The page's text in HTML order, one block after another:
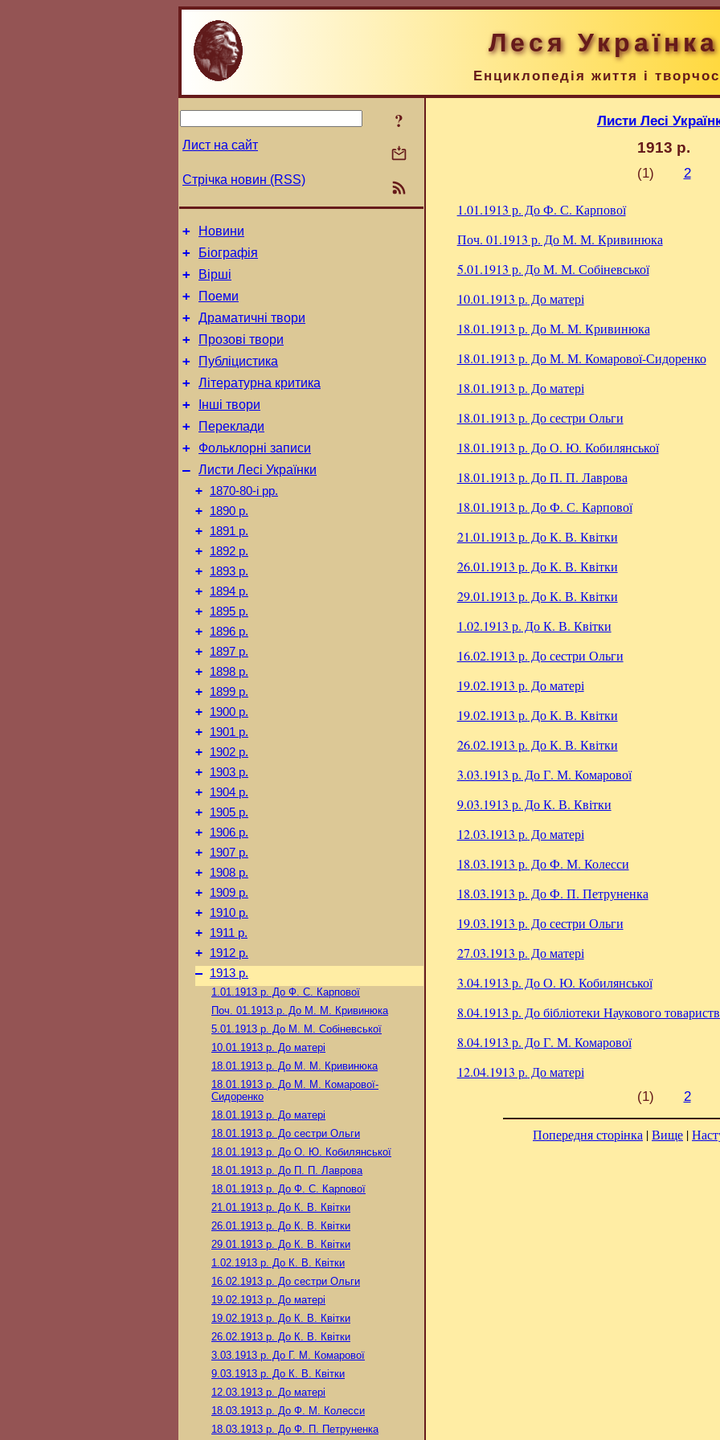
Леся Українка
Енциклопедія життя і
?
Лист на сайт
Стрічка новин (RSS)
+ Новини
+ Біографія
+ Вірші
+ Поеми
+ Драматичні твори
+ Прозові твори
+ Публіцистика
+ Літературна критика
+ Інші твори
+ Переклади
+ Фольклорні записи
– Листи Лесі Українки
+
1870-80-і рр.
+ 1890 р.
+ 1891 р.
+ 1892 р.
+ 1893 р.
+ 1894 р.
+ 1895 р.
+ 1896 р.
+ 1897 р.
+ 1898 р.
+ 1899 р.
+ 1900 р.
+ 1901 р.
+ 1902 р.
+ 1903 р.
+ 1904 р.
+ 1905 р.
+ 1906 р.
+ 1907 р.
+ 1908 р.
+ 1909 р.
+ 1910 р.
+ 1911 р.
+ 1912 р.
– 1913 р.
1.01.1913 р. До Ф. С. Карпової
Поч. 01.1913 р. До М. М. Кривинюка
5.01.1913 р. До М. М. Собіневської
10.01.1913 р. До матері
18.01.1913 р. До М. М. Кривинюка
18.01.1913 р. До М. М. Комарової-
Сидоренко
18.01.1913 р. До матері
18.01.1913 р. До сестри Ольги
18.01.1913 р. До О. Ю. Кобилянської
18.01.1913 р. До П. П. Лаврова
18.01.1913 р. До Ф. С. Карпової
21.01.1913 р. До К. В. Квітки
26.01.1913 р. До К. В. Квітки
29.01.1913 р. До К. В. Квітки
1.02.1913 р. До К. В. Квітки
16.02.1913 р. До сестри Ольги
19.02.1913 р. До матері
19.02.1913 р. До К. В. Квітки
26.02.1913 р. До К. В. Квітки
3.03.1913 р. До Г. М. Комарової
9.03.1913 р. До К. В. Квітки
12.03.1913 р. До матері
18.03.1913 р. До Ф. М. Колесси
18.03.1913 р. До Ф. П. Петруненка
Листи Лесі
1913 р.
(1) 2
1.01.1913 р. До Ф. С. Карпової
Поч. 01.1913 р. До М. М. Кривинюка
5.01.1913 р. До М. М. Собіневської
10.01.1913 р. До матері
18.01.1913 р. До М. М. Кривинюка
18.01.1913 р. До М. М. Комарової-Сидоренко
18.01.1913 р. До матері
18.01.1913 р. До сестри Ольги
18.01.1913 р. До О. Ю. Кобилянської
18.01.1913 р. До П. П. Лаврова
18.01.1913 р. До Ф. С. Карпової
21.01.1913 р. До К. В. Квітки
26.01.1913 р. До К. В. Квітки
29.01.1913 р. До К. В. Квітки
1.02.1913 р. До К. В. Квітки
16.02.1913 р. До сестри Ольги
19.02.1913 р. До матері
19.02.1913 р. До К. В. Квітки
26.02.1913 р. До К. В. Квітки
3.03.1913 р. До Г. М. Комарової
9.03.1913 р. До К. В. Квітки
12.03.1913 р. До матері
18.03.1913 р. До Ф. М. Колесси
18.03.1913 р. До Ф. П. Петруненка
19.03.1913 р. До сестри Ольги
27.03.1913 р. До матері
3.04.1913 р. До О. Ю. Кобилянської
8.04.1913 р. До бібліотеки Наукового
8.04.1913 р. До Г. М. Комарової
12.04.1913 р. До матері
(1) 2
Попередня сторінка |Вище |